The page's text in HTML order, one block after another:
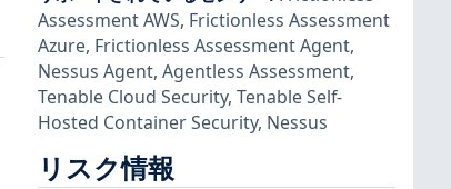
Assessment AWS, Frictionless Assessment
Azure, Frictionless Assessment Agent,
Nessus Agent, Agentless Assessment,
Tenable Cloud Security, Tenable Self-
Hosted Container Security, Nessus
リスク情報